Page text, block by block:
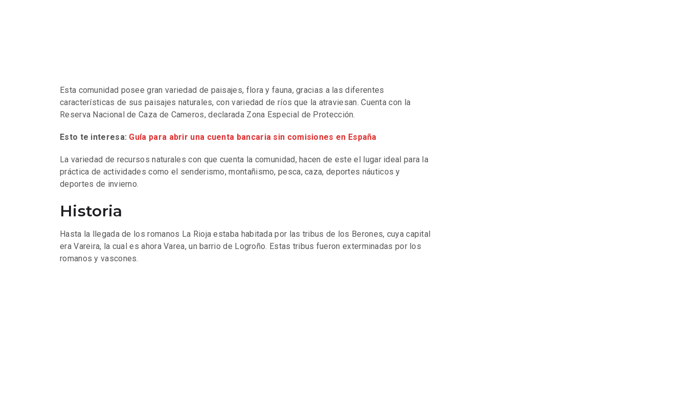
Esta comunidad posee gran variedad de paisajes, flora y fauna, gracias a las diferentes
características de sus paisajes naturales, con variedad de ríos que la atraviesan. Cuenta con la
Reserva Nacional de Caza de Cameros, declarada Zona Especial de Protección.
Esto te interesa: Guía para abrir una cuenta bancaria sin comisiones en España
La variedad de recursos naturales con que cuenta la comunidad, hacen de este el lugar ideal para la
práctica de actividades como el senderismo, montañismo, pesca, caza, deportes náuticos y
deportes de invierno.
Historia
Hasta la llegada de los romanos La Rioja estaba habitada por las tribus de los Berones, cuya capital
era Vareira, la cual es ahora Varea, un barrio de Logroño. Estas tribus fueron exterminadas por los
romanos y vascones.